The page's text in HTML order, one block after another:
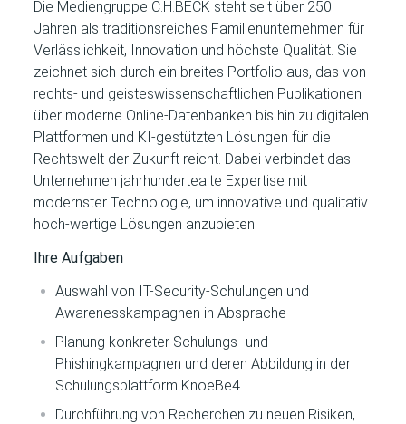
Die Mediengruppe C.H.BECK steht seit über 250
Jahren als traditionsreiches Familienunternehmen für
Verlässlichkeit, Innovation und höchste Qualität. Sie
zeichnet sich durch ein breites Portfolio aus, das von
rechts- und geisteswissenschaftlichen Publikationen
über moderne Online-Datenbanken bis hin zu digitalen
Plattformen und KI-gestützten Lösungen für die
Rechtswelt der Zukunft reicht. Dabei verbindet das
Unternehmen jahrhundertealte Expertise mit
modernster Technologie, um innovative und qualitativ
hoch-wertige Lösungen anzubieten.​
Ihre Aufgaben
Auswahl von IT-Security-Schulungen und
Awarenesskampagnen in Absprache
Planung konkreter Schulungs- und
Phishingkampagnen und deren Abbildung in der
Schulungsplattform KnoeBe4
Durchführung von Recherchen zu neuen Risiken,